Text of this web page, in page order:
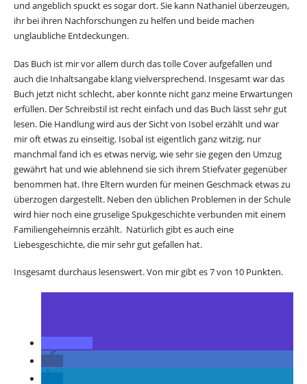
und angeblich spuckt es sogar dort. Sie kann Nathaniel überzeugen,
ihr bei ihren Nachforschungen zu helfen und beide machen
unglaubliche Entdeckungen.
Das Buch ist mir vor allem durch das tolle Cover aufgefallen und
auch die Inhaltsangabe klang vielversprechend. Insgesamt war das
Buch jetzt nicht schlecht, aber konnte nicht ganz meine Erwartungen
erfüllen. Der Schreibstil ist recht einfach und das Buch lässt sehr gut
lesen. Die Handlung wird aus der Sicht von Isobel erzählt und war
mir oft etwas zu einseitig. Isobal ist eigentlich ganz witzig, nur
manchmal fand ich es etwas nervig, wie sehr sie gegen den Umzug
gewährt hat und wie ablehnend sie sich ihrem Stiefvater gegenüber
benommen hat. Ihre Eltern wurden für meinen Geschmack etwas zu
überzogen dargestellt. Neben den üblichen Problemen in der Schule
wird hier noch eine gruselige Spukgeschichte verbunden mit einem
Familiengeheimnis erzählt. Natürlich gibt es auch eine
Liebesgeschichte, die mir sehr gut gefallen hat.
Insgesamt durchaus lesenswert. Von mir gibt es 7 von 10 Punkten.